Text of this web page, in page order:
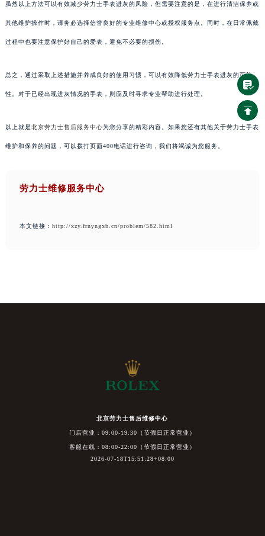
虽然以上方法可以有效减少劳力士手表进灰的风险，但需要注意的是，在进行清洁保养或
其他维护操作时，请务必选择信誉良好的专业维修中心或授权服务点。同时，在日常佩戴
过程中也要注意保护好自己的爱表，避免不必要的损伤。
总之，通过采取上述措施并养成良好的使用习惯，可以有效降低劳力士手表进灰的可能
性。对于已经出现进灰情况的手表，则应及时寻求专业帮助进行处理。
以上就是北京劳力士售后服务中心为您分享的精彩内容。如果您还有其他关于劳力士手表
维护和保养的问题，可以拨打页面400电话进行咨询，我们将竭诚为您服务。
劳力士维修服务中心
本文链接： http://xzy.frnyngxb.cn/problem/582.html
北京劳力士售后维修中心
门店营业：09:00-19:30（节假日正常营业）
客服在线：08:00-22:00（节假日正常营业）
2026-07-18T15:51:28+08:00